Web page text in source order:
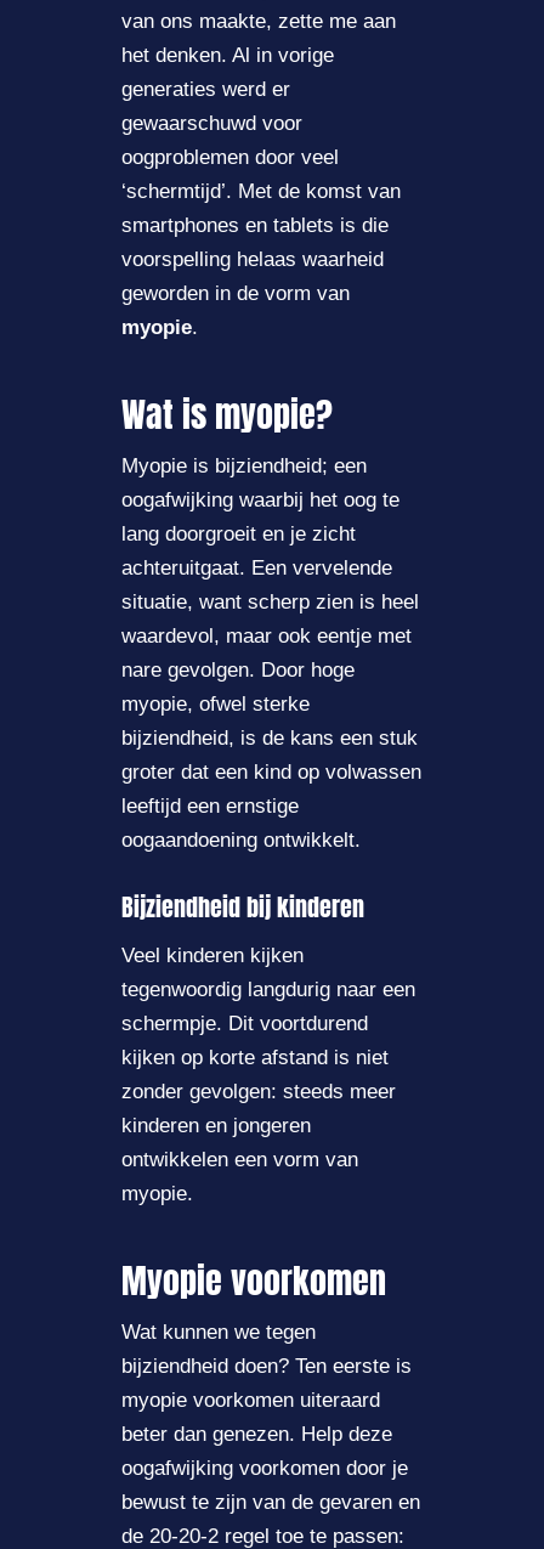
van ons maakte, zette me aan
het denken. Al in vorige
generaties werd er
gewaarschuwd voor
oogproblemen door veel
‘schermtijd’. Met de komst van
smartphones en tablets is die
voorspelling helaas waarheid
geworden in de vorm van
myopie.
Wat is myopie?
Myopie is bijziendheid; een
oogafwijking waarbij het oog te
lang doorgroeit en je zicht
achteruitgaat. Een vervelende
situatie, want scherp zien is heel
waardevol, maar ook eentje met
nare gevolgen. Door hoge
myopie, ofwel sterke
bijziendheid, is de kans een stuk
groter dat een kind op volwassen
leeftijd een ernstige
oogaandoening ontwikkelt.
Bijziendheid bij kinderen
Veel kinderen kijken
tegenwoordig langdurig naar een
schermpje. Dit voortdurend
kijken op korte afstand is niet
zonder gevolgen: steeds meer
kinderen en jongeren
ontwikkelen een vorm van
myopie.
Myopie voorkomen
Wat kunnen we tegen
bijziendheid doen? Ten eerste is
myopie voorkomen uiteraard
beter dan genezen. Help deze
oogafwijking voorkomen door je
bewust te zijn van de gevaren en
de 20-20-2 regel toe te passen: